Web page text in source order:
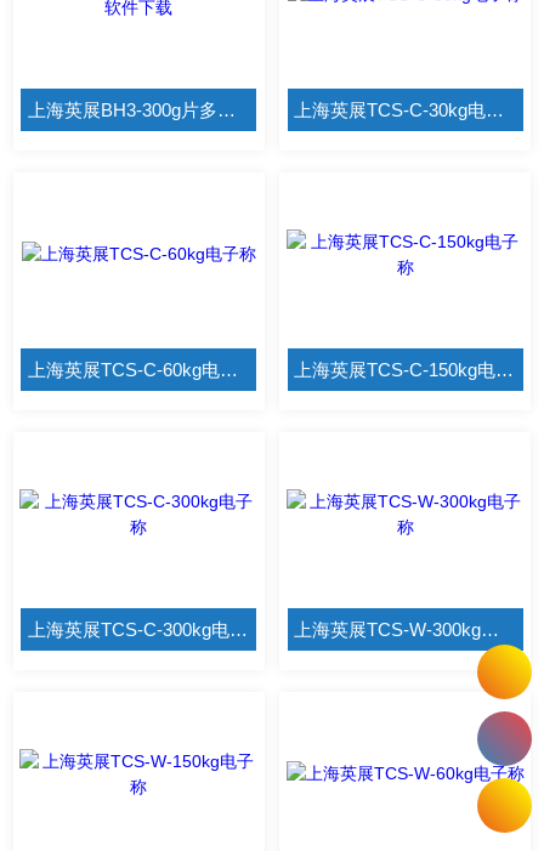
上海英展BH3-300g片多多污软件下载 上海英展TCS-C-30kg电子称
上海英展TCS-C-60kg电子称 上海英展TCS-C-150kg电子称
上海英展TCS-C-300kg电子称 上海英展TCS-W-300kg电子称